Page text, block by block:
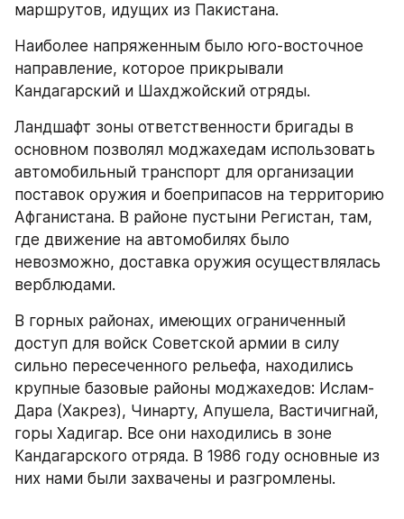
маршрутов, идущих из Пакистана.
Наиболее напряженным было юго-восточное
направление, которое прикрывали
Кандагарский и Шахджойский отряды.
Ландшафт зоны ответственности бригады в
основном позволял моджахедам использовать
автомобильный транспорт для организации
поставок оружия и боеприпасов на территорию
Афганистана. В районе пустыни Регистан, там,
где движение на автомобилях было
невозможно, доставка оружия осуществлялась
верблюдами.
В горных районах, имеющих ограниченный
доступ для войск Советской армии в силу
сильно пересеченного рельефа, находились
крупные базовые районы моджахедов: Ислам-
Дара (Хакрез), Чинарту, Апушела, Вастичигнай,
горы Хадигар. Все они находились в зоне
Кандагарского отряда. В 1986 году основные из
них нами были захвачены и разгромлены.